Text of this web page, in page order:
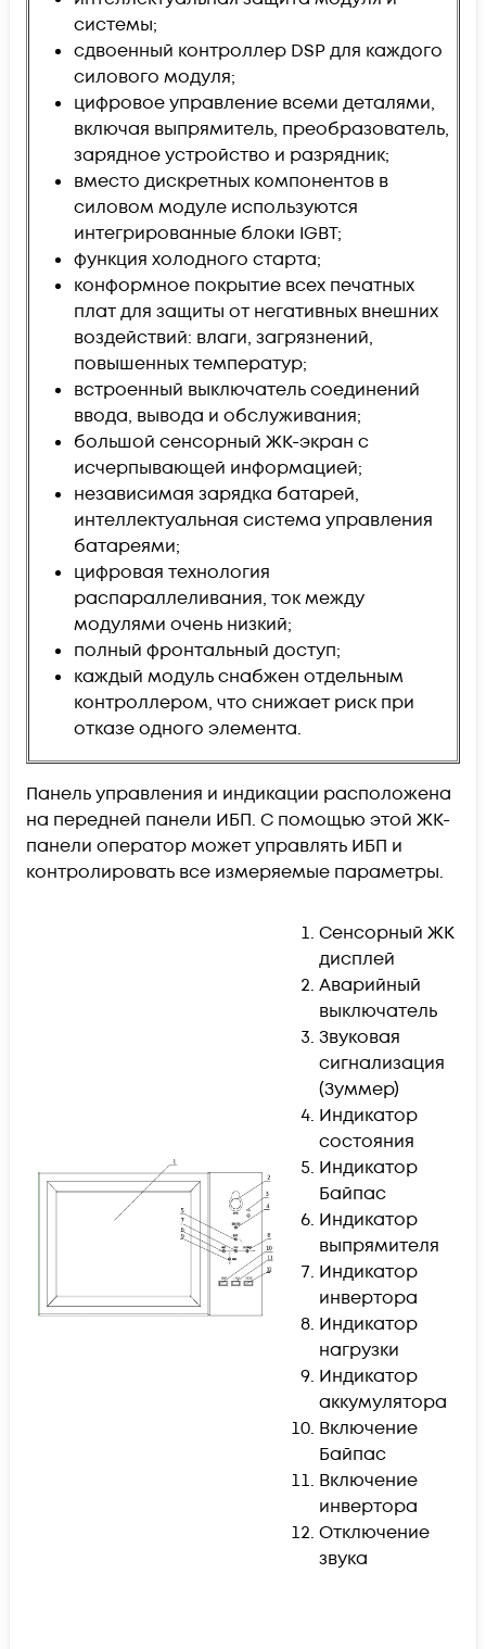
системы;
сдвоенный контроллер DSP для каждого
силового модуля;
цифровое управление всеми деталями,
включая выпрямитель, преобразователь,
зарядное устройство и разрядник;
вместо дискретных компонентов в
силовом модуле используются
интегрированные блоки IGBT;
функция холодного старта;
конформное покрытие всех печатных
плат для защиты от негативных внешних
воздействий: влаги, загрязнений,
повышенных температур;
встроенный выключатель соединений
ввода, вывода и обслуживания;
большой сенсорный ЖК-экран с
исчерпывающей информацией;
независимая зарядка батарей,
интеллектуальная система управления
батареями;
цифровая технология
распараллеливания, ток между
модулями очень низкий;
полный фронтальный доступ;
каждый модуль снабжен отдельным
контроллером, что снижает риск при
отказе одного элемента.
Панель управления и индикации расположена
на передней панели ИБП. С помощью этой ЖК-
панели оператор может управлять ИБП и
контролировать все измеряемые параметры.
Сенсорный ЖК
дисплей
Аварийный
выключатель
Звуковая
сигнализация
(Зуммер)
Индикатор
состояния
Индикатор
Байпас
Индикатор
выпрямителя
Индикатор
инвертора
Индикатор
нагрузки
Индикатор
аккумулятора
Включение
Байпас
Включение
инвертора
Отключение
звука